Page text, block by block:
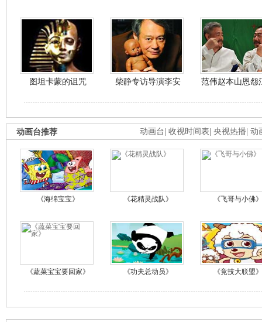
图坦卡蒙的诅咒 柴静专访导演李安 范伟赵本山恩怨
动画台 收视时间表 央视热播 动
动画台推荐
《海绵宝宝》 《花精灵战队》 《飞哥与小佛》
《蔬菜宝宝要回家》 《功夫总动员》 《竞技大联盟》